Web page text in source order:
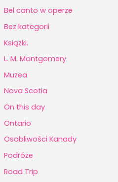
Bel canto w operze
Bez kategorii
Książki.
L. M. Montgomery
Muzea
Nova Scotia
On this day
Ontario
Osobliwości Kanady
Podróże
Road Trip